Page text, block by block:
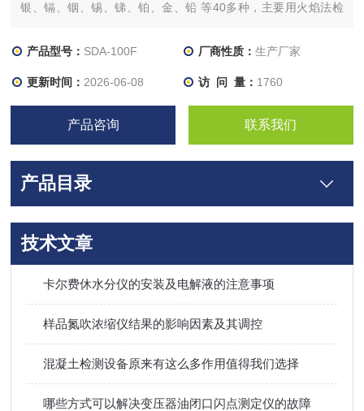
银、镉、铟、锡、锑、铂、金、铅 等40多种，主要用火焰法检
产品型号： SDA-100F 厂商性质： 生产厂家
更新时间： 2026-06-08 访 问 量： 1760
产品咨询 联系我们
产品目录
技术文章
卡尔费休水分仪的安装及电解液的注意事项
样品氮吹浓缩仪结果的影响因素及其调控
混凝土检测设备原来有这么多作用值得我们选择
哪些方式可以解决变压器油闭口闪点测定仪的故障